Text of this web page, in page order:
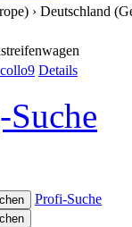
› Deutschland
Details
Profi-Suche